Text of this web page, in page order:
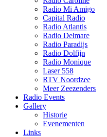
Radio Mi Amigo
Capital Radio
Radio Atlantis
Radio Delmare
Radio Paradijs
Radio Dolfijn
Radio Monique
Laser 558
RTV Noordzee
Meer Zeezenders
Radio Events
Gallery
Historie
Evenementen
Links